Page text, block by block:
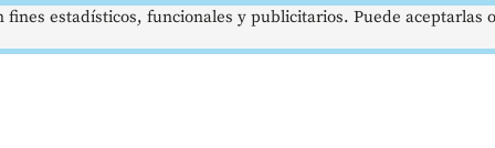
estadísticos, funcionales y publicitarios. Puede aceptarlas